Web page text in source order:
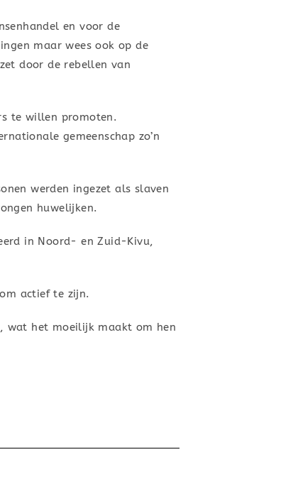
en voor de
maar wees ook op de
door de rebellen van
te willen promoten.
gemeenschap zo’n
werden ingezet als slaven
huwelijken.
in Noord- en Zuid-Kivu,
actief te zijn.
wat het moeilijk maakt om hen